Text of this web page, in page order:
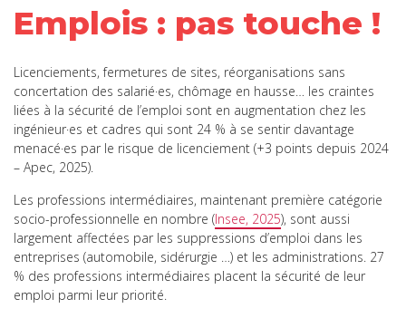
Emplois : pas touche !
Licenciements, fermetures de sites, réorganisations sans
concertation des salarié·es, chômage en hausse… les craintes
liées à la sécurité de l’emploi sont en augmentation chez les
ingénieur·es et cadres qui sont 24 % à se sentir davantage
menacé·es par le risque de licenciement (+3 points depuis 2024
– Apec, 2025).
Les professions intermédiaires, maintenant première catégorie
socio-professionnelle en nombre (Insee, 2025), sont aussi
largement affectées par les suppressions d’emploi dans les
entreprises (automobile, sidérurgie …) et les administrations. 27
% des professions intermédiaires placent la sécurité de leur
emploi parmi leur priorité.